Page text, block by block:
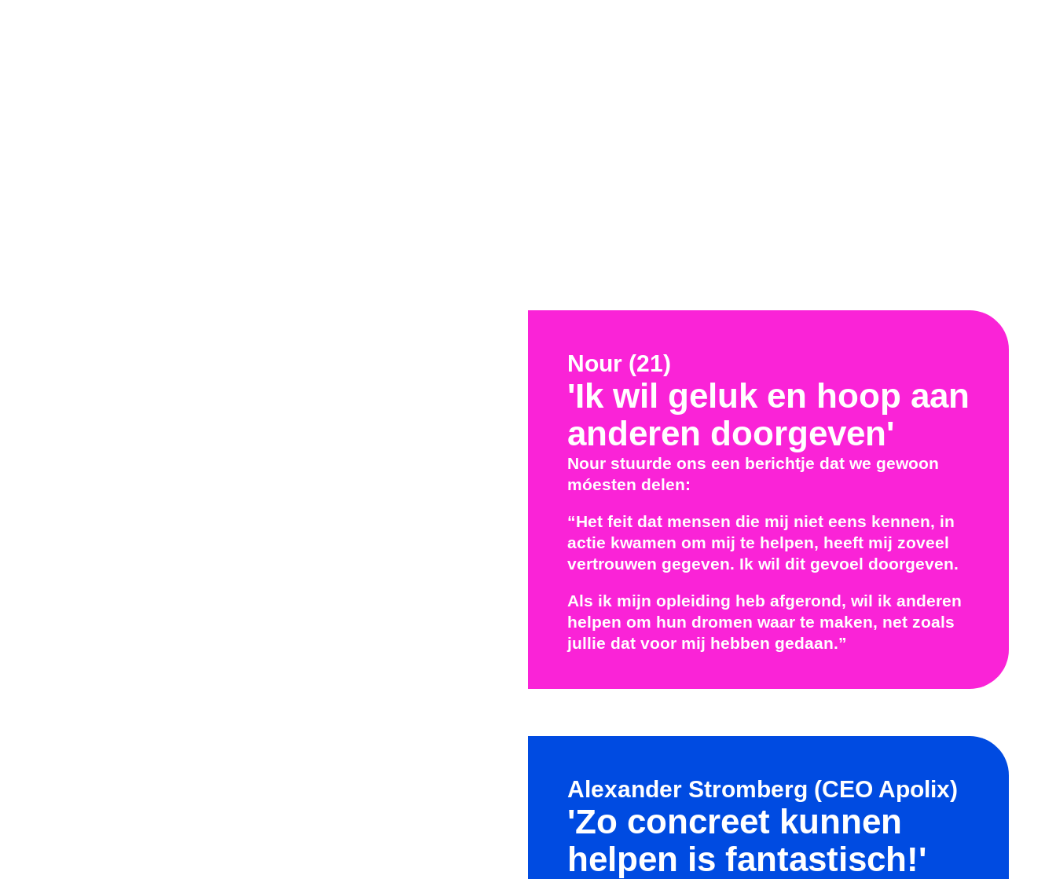
Nour (21)
'Ik wil geluk en hoop aan
anderen doorgeven'
Nour stuurde ons een berichtje dat we gewoon
móesten delen:
“Het feit dat mensen die mij niet eens kennen, in
actie kwamen om mij te helpen, heeft mij zoveel
vertrouwen gegeven. Ik wil dit gevoel doorgeven.
Als ik mijn opleiding heb afgerond, wil ik anderen
helpen om hun dromen waar te maken, net zoals
jullie dat voor mij hebben gedaan.”
Alexander Stromberg (CEO Apolix)
'Zo concreet kunnen
helpen is fantastisch!'